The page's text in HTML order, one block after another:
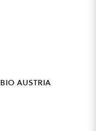
bio austria